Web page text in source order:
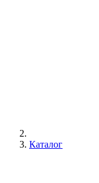
Каталог